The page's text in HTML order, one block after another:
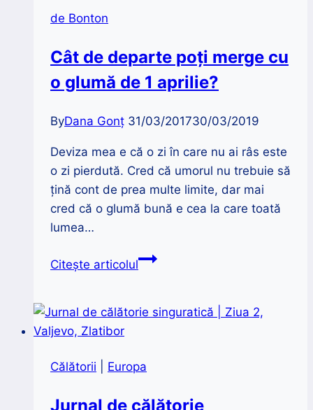
și
eleganță
de Bonton
Cât de departe poți merge cu
o glumă de 1 aprilie?
ByDana Gonț 31/03/201730/03/2019
Deviza mea e că o zi în care nu ai râs este
o zi pierdută. Cred că umorul nu trebuie să
țină cont de prea multe limite, dar mai
cred că o glumă bună e cea la care toată
lumea…
Citește articolulCât
poți
o
Călătorii Europa
Jurnal de călătorie